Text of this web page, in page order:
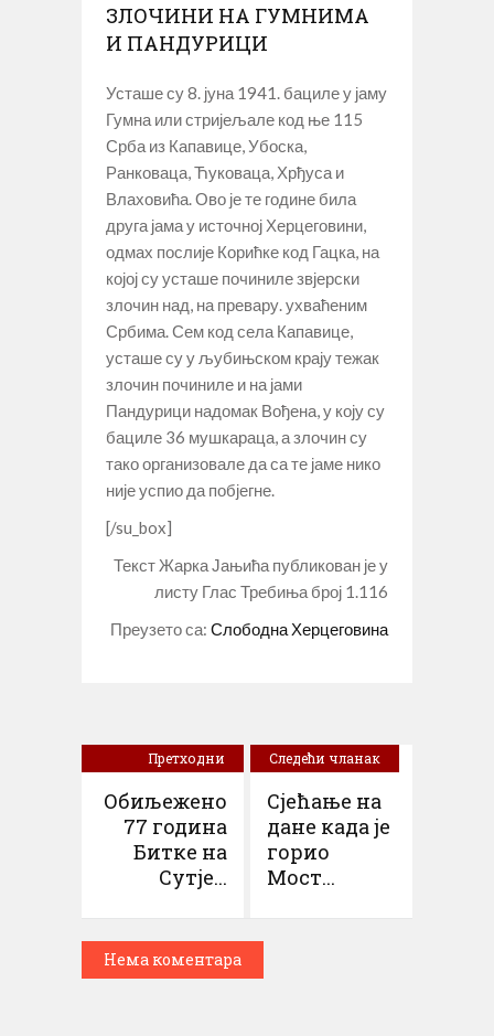
ЗЛОЧИНИ НА ГУМНИМА
И ПАНДУРИЦИ
Усташе су 8. јуна 1941. бациле у јаму
Гумна или стријељале код ње 115
Срба из Капавице, Убоска,
Ранковаца, Ћуковаца, Хрђуса и
Влаховића. Ово је те године била
друга јама у источној Херцеговини,
одмах послије Корићке код Гацка, на
којој су усташе починиле звјерски
злочин над, на превару. ухваћеним
Србима. Сем код села Капавице,
усташе су у љубињском крају тежак
злочин починиле и на јами
Пандурици надомак Вођена, у коју су
бациле 36 мушкараца, а злочин су
тако организовале да са те јаме нико
није успио да побјегне.
[/su_box]
Текст Жарка Јањића публикован је у
листу Глас Требиња број 1.116
Преузето са: Слободна Херцеговина
Претходни
Обиљежено
77 година
Битке на
Сутје...
Следећи чланак
Сјећање на
дане када је
горио
Мост...
Нема коментара